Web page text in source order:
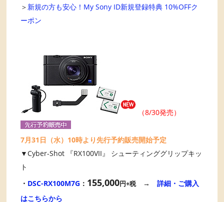
＞ 新規の方も安心！My Sony ID新規登録特典 10%OFFク
ーポン
（8/30発売）
7月31日（水）10時より先行予約販売開始予定
▼Cyber-Shot 『RX100VII』 シューティンググリップキッ
ト
・ DSC-RX100M7G ： 155,000円+税→詳細・ご購入
はこちらから